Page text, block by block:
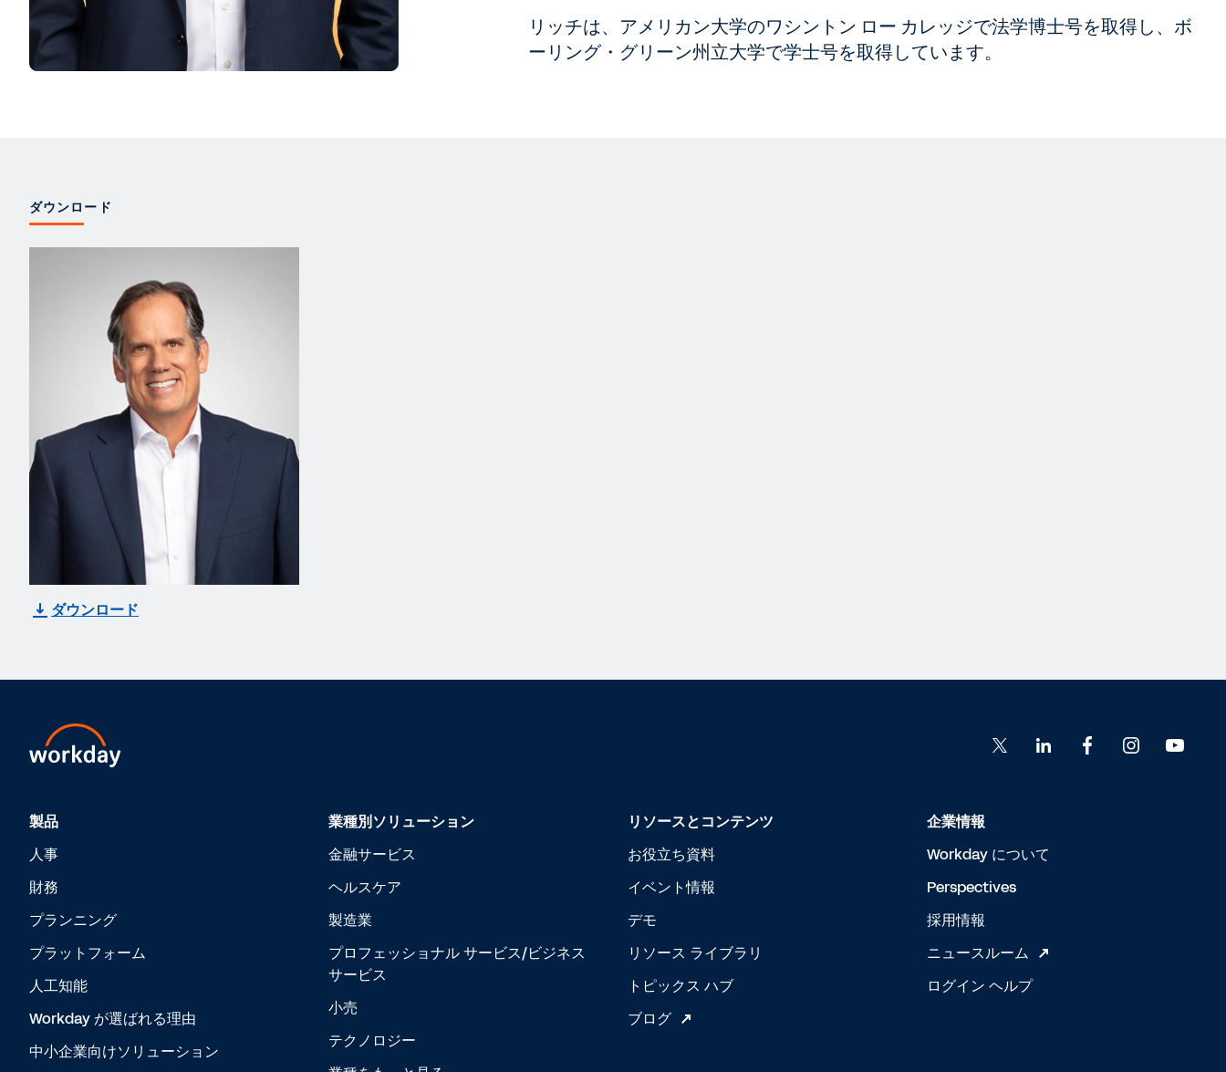
リッチは、アメリカン大学のワシントン ロー カレッジで法学博士号を取得し、ボ
ーリング・グリーン州立大学で学士号を取得しています。
ダウンロード
ダウンロード
製品
人事
財務
プランニング
プラットフォーム
人工知能
Workday が選ばれる理由
中小企業向けソリューション
業種別ソリューション
金融サービス
ヘルスケア
製造業
プロフェッショナル サービス/ビジネス
サービス
小売
テクノロジー
リソースとコンテンツ
お役立ち資料
イベント情報
デモ
リソース ライブラリ
トピックス ハブ
ブログ
企業情報
Workday について
Perspectives
採用情報
ニュースルーム
ログイン ヘルプ